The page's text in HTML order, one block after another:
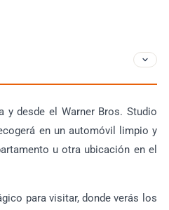
y desde el Warner Bros. Studio
en un automóvil limpio y
u otra ubicación en el
para visitar, donde verás los